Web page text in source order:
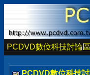
PCDVD數位科技討論區
PCDVD數位科技